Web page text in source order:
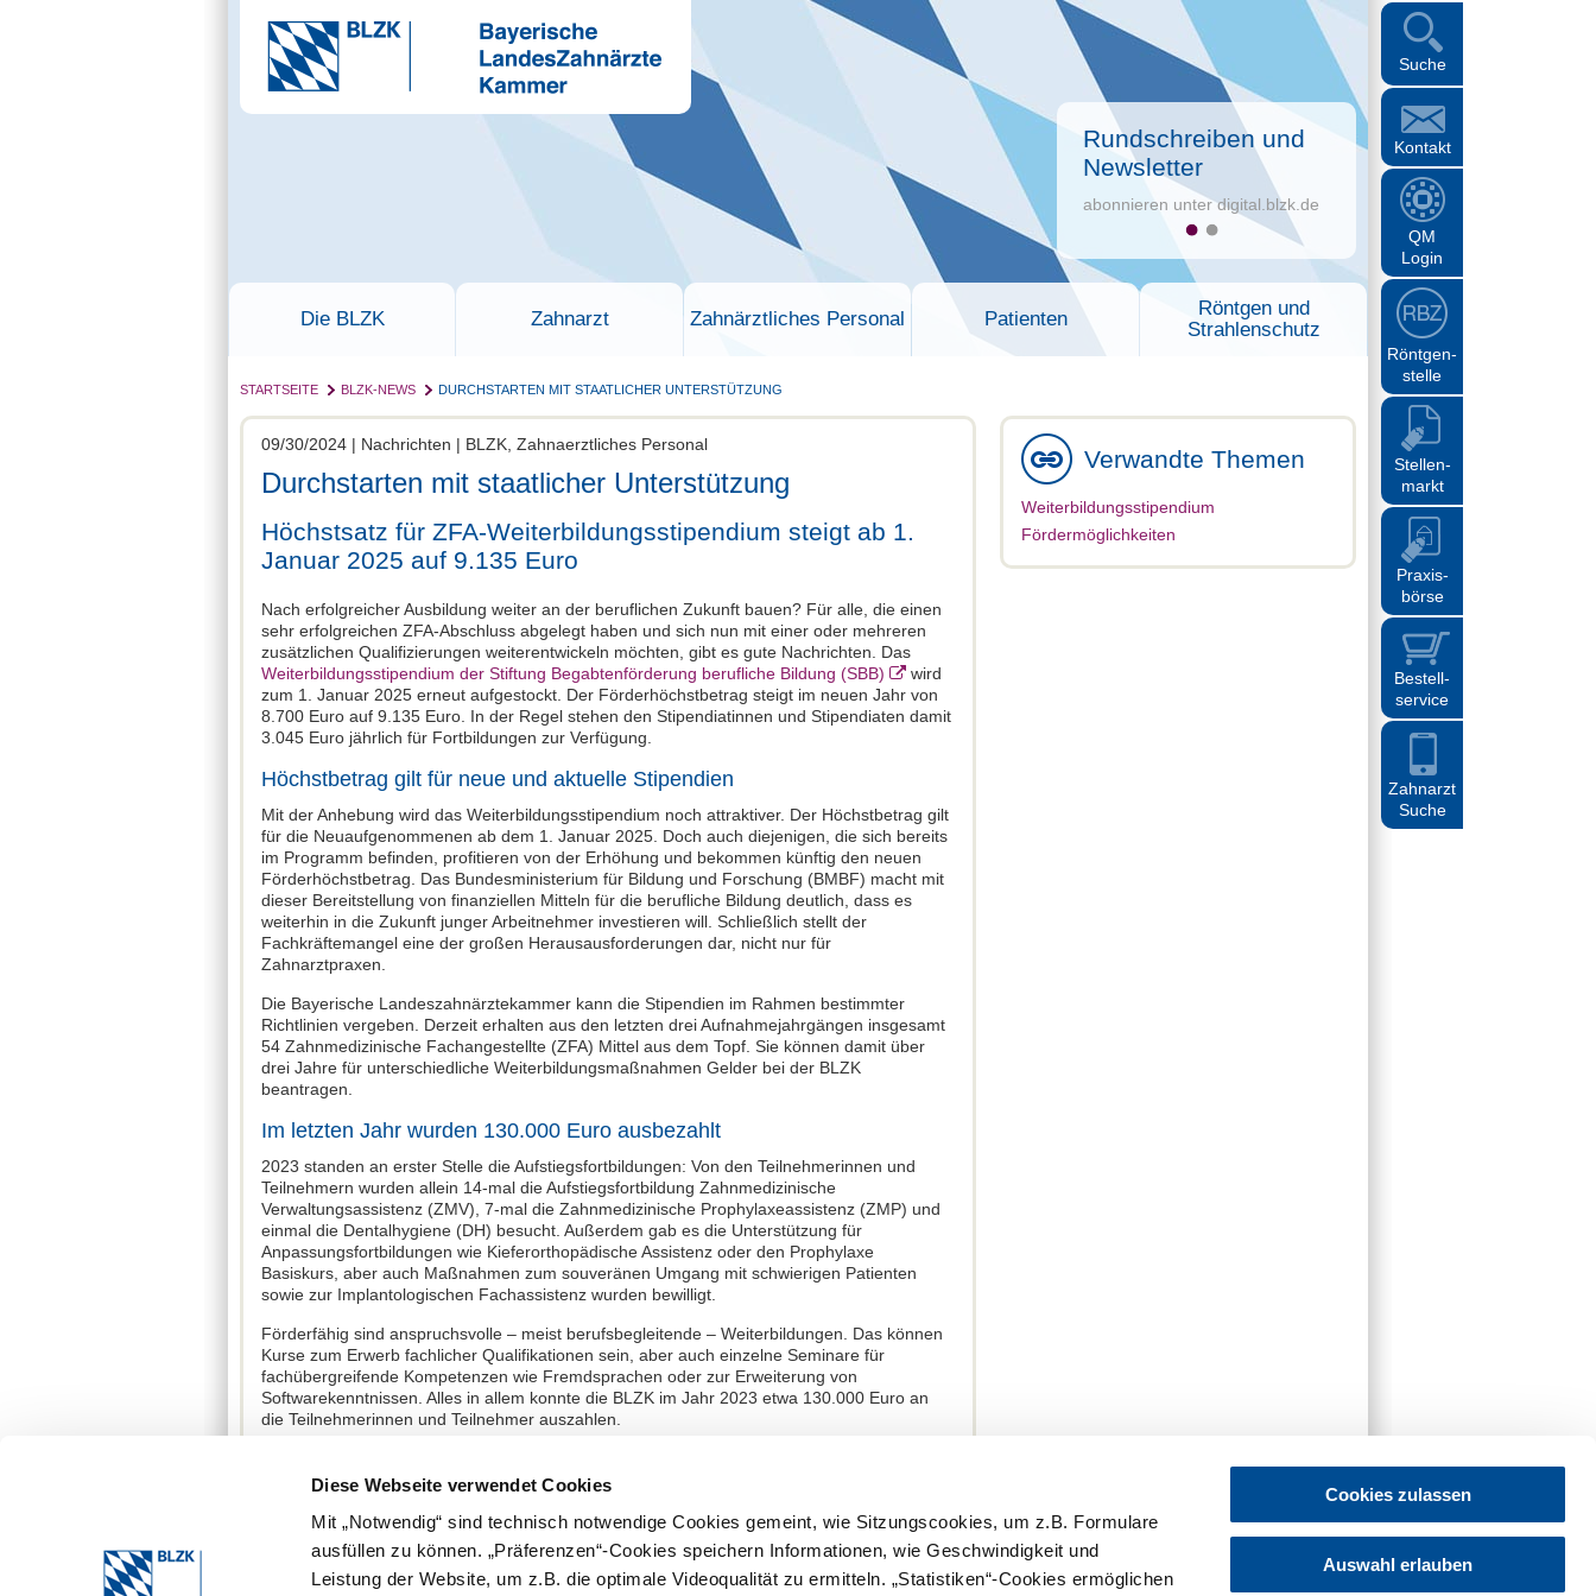
Diese Webseite verwendet Cookies
Mit „Notwendig“ sind technisch notwendige Cookies gemeint, wie Sitzungscookies, um z.B. Formulare
ausfüllen zu können. „Präferenzen“-Cookies speichern Informationen, wie Geschwindigkeit und
Leistung der Website, um z.B. die optimale Videoqualität zu ermitteln. „Statistiken“-Cookies ermöglichen
Cookies zulassen
Auswahl erlauben
Suche
Kontakt
QM
Login
Röntgen-
stelle
Stellen-
markt
Praxis-
börse
Bestell-
service
Zahnarzt
Suche
Rundschreiben und
Newsletter
abonnieren unter digital.blzk.de
Die BLZK Zahnarzt Zahnärztliches Personal Patienten
Röntgen und
Strahlenschutz
STARTSEITE BLZK-NEWS DURCHSTARTEN MIT STAATLICHER UNTERSTÜTZUNG
09/30/2024 | Nachrichten | BLZK, Zahnaerztliches Personal
Durchstarten mit staatlicher Unterstützung
Höchstsatz für ZFA-Weiterbildungsstipendium steigt ab 1.
Januar 2025 auf 9.135 Euro
Nach erfolgreicher Ausbildung weiter an der beruflichen Zukunft bauen? Für alle, die einen
sehr erfolgreichen ZFA-Abschluss abgelegt haben und sich nun mit einer oder mehreren
zusätzlichen Qualifizierungen weiterentwickeln möchten, gibt es gute Nachrichten. Das
Weiterbildungsstipendium der Stiftung Begabtenförderung berufliche Bildung (SBB)
wird
zum 1. Januar 2025 erneut aufgestockt. Der Förderhöchstbetrag steigt im neuen Jahr von
8.700 Euro auf 9.135 Euro. In der Regel stehen den Stipendiatinnen und Stipendiaten damit
3.045 Euro jährlich für Fortbildungen zur Verfügung.
Höchstbetrag gilt für neue und aktuelle Stipendien
Mit der Anhebung wird das Weiterbildungsstipendium noch attraktiver. Der Höchstbetrag gilt
für die Neuaufgenommenen ab dem 1. Januar 2025. Doch auch diejenigen, die sich bereits
im Programm befinden, profitieren von der Erhöhung und bekommen künftig den neuen
Förderhöchstbetrag. Das Bundesministerium für Bildung und Forschung (BMBF) macht mit
dieser Bereitstellung von finanziellen Mitteln für die berufliche Bildung deutlich, dass es
weiterhin in die Zukunft junger Arbeitnehmer investieren will. Schließlich stellt der
Fachkräftemangel eine der großen Herausausforderungen dar, nicht nur für
Zahnarztpraxen.
Die Bayerische Landeszahnärztekammer kann die Stipendien im Rahmen bestimmter
Richtlinien vergeben. Derzeit erhalten aus den letzten drei Aufnahmejahrgängen insgesamt
54 Zahnmedizinische Fachangestellte (ZFA) Mittel aus dem Topf. Sie können damit über
drei Jahre für unterschiedliche Weiterbildungsmaßnahmen Gelder bei der BLZK
beantragen.
Im letzten Jahr wurden 130.000 Euro ausbezahlt
2023 standen an erster Stelle die Aufstiegsfortbildungen: Von den Teilnehmerinnen und
Teilnehmern wurden allein 14-mal die Aufstiegsfortbildung Zahnmedizinische
Verwaltungsassistenz (ZMV), 7-mal die Zahnmedizinische Prophylaxeassistenz (ZMP) und
einmal die Dentalhygiene (DH) besucht. Außerdem gab es die Unterstützung für
Anpassungsfortbildungen wie Kieferorthopädische Assistenz oder den Prophylaxe
Basiskurs, aber auch Maßnahmen zum souveränen Umgang mit schwierigen Patienten
sowie zur Implantologischen Fachassistenz wurden bewilligt.
Förderfähig sind anspruchsvolle – meist berufsbegleitende – Weiterbildungen. Das können
Kurse zum Erwerb fachlicher Qualifikationen sein, aber auch einzelne Seminare für
fachübergreifende Kompetenzen wie Fremdsprachen oder zur Erweiterung von
Softwarekenntnissen. Alles in allem konnte die BLZK im Jahr 2023 etwa 130.000 Euro an
die Teilnehmerinnen und Teilnehmer auszahlen.
Die BLZK nimmt jeweils zum 1. Januar eines Jahres 25 junge ZFA in das Förderprogramm
auf. Bewerben kann sich jede und jeder mit mindestens 87 Punkten beim Gesamtergebnis
zum Aufnahmezeitpunkt das 25. Lebensjahr noch nicht vollendet haben.
Bewerbungsschluss ist jeweils der 31. Oktober des Vorjahres. Am besten also gleich
Verwandte Themen
Weiterbildungsstipendium
Fördermöglichkeiten